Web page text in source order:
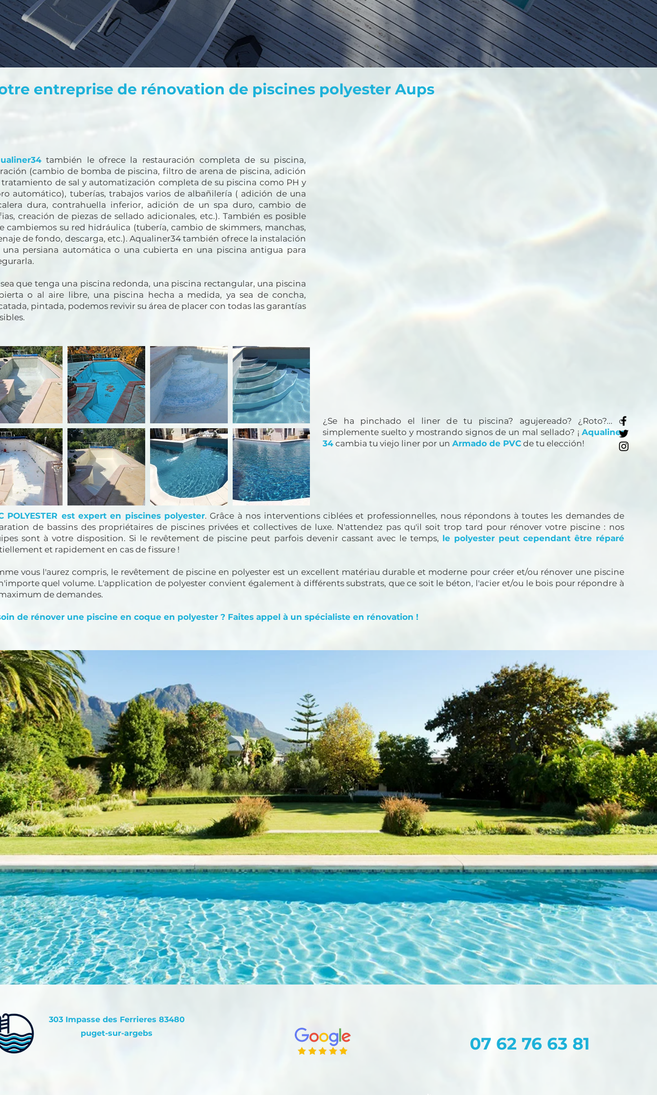
entreprise de rénovation de piscines polyester Aups
también le ofrece la restauración completa de su piscina,
(cambio de bomba de piscina, filtro de arena de piscina, adición
de sal y automatización completa de su piscina como PH y
automático), tuberías, trabajos varios de albañilería ( adición de una
dura, contrahuella inferior, adición de un spa duro, cambio de
creación de piezas de sellado adicionales, etc.). También es posible
cambiemos su red hidráulica (tubería, cambio de skimmers, manchas,
de fondo, descarga, etc.). Aqualiner34 también ofrece la instalación
una persiana automática o una cubierta en una piscina antigua para
sea que tenga una piscina redonda, una piscina rectangular, una piscina
o al aire libre, una piscina hecha a medida, ya sea de concha,
pintada, podemos revivir su área de placer con todas las garantías
¿Se ha pinchado el liner de tu piscina? agujereado? ¿Roto?... o
simplemente suelto y mostrando signos de un mal sellado? ¡ Aqualiner
34 cambia tu viejo liner por un Armado de PVC de tu elección!
POLYESTER est expert en piscines polyester. Grâce à nos interventions ciblées et professionnelles, nous répondons à toutes les demandes de
de bassins des propriétaires de piscines privées et collectives de luxe. N'attendez pas qu'il soit trop tard pour rénover votre piscine : nos
sont à votre disposition. Si le revêtement de piscine peut parfois devenir cassant avec le temps, le polyester peut cependant être réparé
et rapidement en cas de fissure !
vous l'aurez compris, le revêtement de piscine en polyester est un excellent matériau durable et moderne pour créer et/ou rénover une piscine
quel volume. L'application de polyester convient également à différents substrats, que ce soit le béton, l'acier et/ou le bois pour répondre à
de demandes.
de rénover une piscine en coque en polyester ? Faites appel à un spécialiste en rénovation !
​303 Impasse des Ferrieres 83480
puget-sur-argebs
07 62 76 63 81